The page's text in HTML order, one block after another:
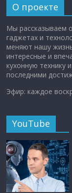
О проекте
Мы рассказываем
гаджетах и
меняют нашу
интересные и
кухонную технику
последними
Эфир: каждое
YouTube